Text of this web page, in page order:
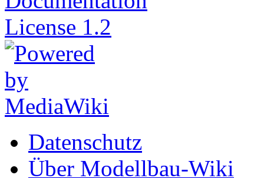
Datenschutz
Über Modellbau-Wiki